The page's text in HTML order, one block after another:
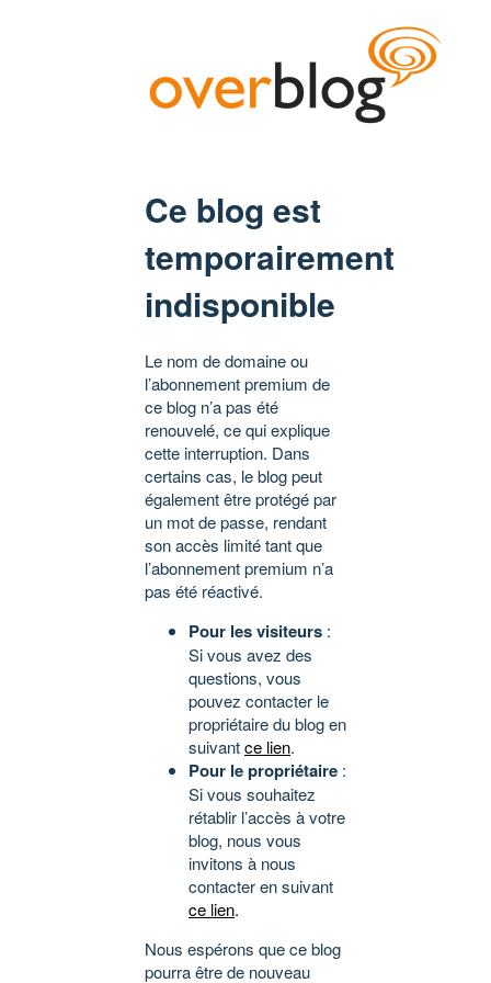
Ce blog est
temporairement
indisponible
Le nom de domaine ou
l’abonnement premium de
ce blog n’a pas été
renouvelé, ce qui explique
cette interruption. Dans
certains cas, le blog peut
également être protégé par
un mot de passe, rendant
son accès limité tant que
l’abonnement premium n’a
pas été réactivé.
Pour les visiteurs :
Si vous avez des
questions, vous
pouvez contacter le
propriétaire du blog en
suivantce lien.
Pour le propriétaire :
Si vous souhaitez
rétablir l’accès à votre
blog, nous vous
invitons à nous
contacter en suivant
ce lien.
Nous espérons que ce blog
pourra être de nouveau